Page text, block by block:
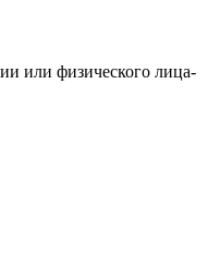
или физического лица-